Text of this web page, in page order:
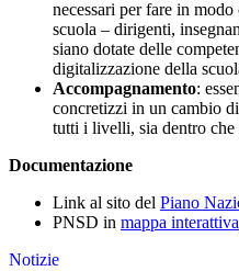
necessari per fare in
scuola – dirigenti,
siano dotate delle
digitalizzazione della
Accompagnamento:
concretizzi in un cambio
tutti i livelli, sia dentro che
Documentazione
Link al sito del Piano
PNSD in mappa interattiva
Notizie